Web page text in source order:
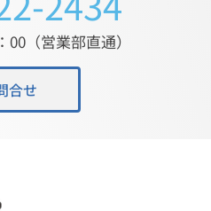
（営業部直通）
合せ